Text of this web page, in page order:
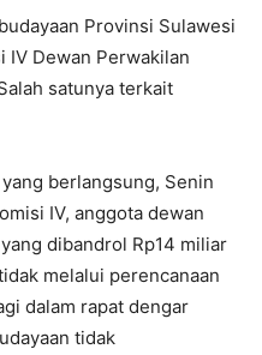
Provinsi Sulawesi
IV Dewan Perwakilan
satunya terkait
berlangsung, Senin
IV, anggota dewan
dibandrol Rp14 miliar
melalui perencanaan
dalam rapat dengar
tidak